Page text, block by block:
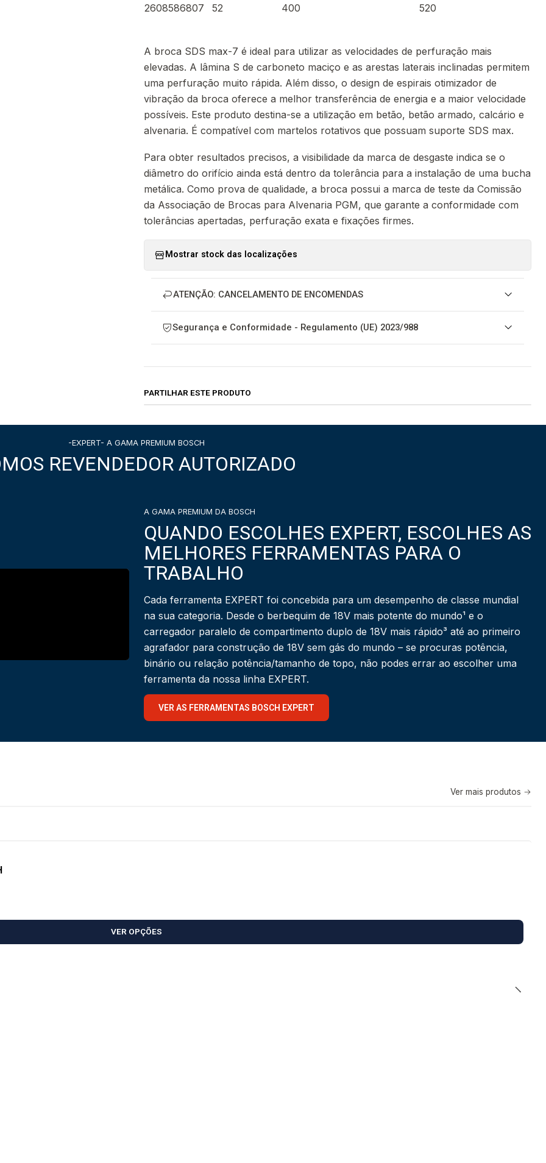
2608586807
52 400 520
A broca SDS max-7 é ideal para utilizar as velocidades de perfuração mais
elevadas. A lâmina S de carboneto maciço e as arestas laterais inclinadas permitem
uma perfuração muito rápida. Além disso, o design de espirais otimizador de
vibração da broca oferece a melhor transferência de energia e a maior velocidade
possíveis. Este produto destina-se a utilização em betão, betão armado, calcário e
alvenaria. É compatível com martelos rotativos que possuam suporte SDS max.
Para obter resultados precisos, a visibilidade da marca de desgaste indica se o
diâmetro do orifício ainda está dentro da tolerância para a instalação de uma bucha
metálica. Como prova de qualidade, a broca possui a marca de teste da Comissão
da Associação de Brocas para Alvenaria PGM, que garante a conformidade com
tolerâncias apertadas, perfuração exata e fixações firmes.
Mostrar stock das localizações
ATENÇÃO: CANCELAMENTO DE ENCOMENDAS
Segurança e Conformidade - Regulamento (UE) 2023/988
PARTILHAR ESTE PRODUTO
-EXPERT- A GAMA PREMIUM BOSCH
REVENDEDOR AUTORIZADO
A GAMA PREMIUM DA BOSCH
QUANDO ESCOLHES EXPERT, ESCOLHES AS
MELHORES FERRAMENTAS PARA O
TRABALHO
Cada ferramenta EXPERT foi concebida para um desempenho de classe mundial
na sua categoria. Desde o berbequim de 18V mais potente do mundo¹ e o
carregador paralelo de compartimento duplo de 18V mais rápido³ até ao primeiro
agrafador para construção de 18V sem gás do mundo – se procuras potência,
binário ou relação potência/tamanho de topo, não podes errar ao escolher uma
ferramenta da nossa linha EXPERT.
VER AS FERRAMENTAS BOSCH EXPERT
Ver mais produtos
VER OPÇÕES